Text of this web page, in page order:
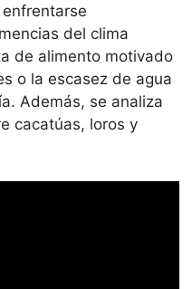
del clima
de alimento motivado
o la escasez de agua
Además, se analiza
cacatúas, loros y